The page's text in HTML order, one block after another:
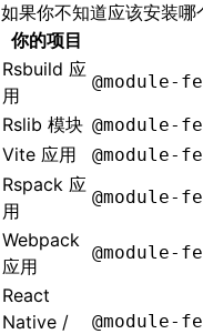
如果你不知道应该安装哪
你的项目
Rsbuild 应
用
Rslib 模块
Vite 应用
Rspack 应
用
@module-
Webpack
应用
@module-
React
Native /
@module-